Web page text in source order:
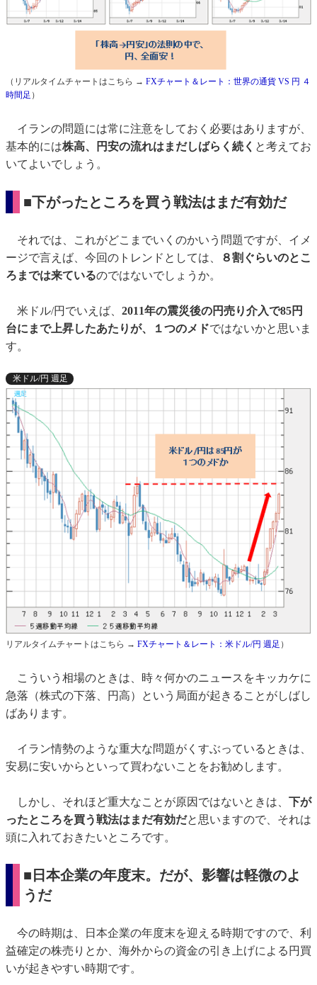
（リアルタイムチャートはこちら → FXチャート＆レート：世界の通貨 VS 円 ４
時間足 ）
イランの問題には常に注意をしておく必要はありますが、
基本的には株高、円安の流れはまだしばらく続く と考えてお
いてよいでしょう。
■下がったところを買う戦法はまだ有効だ
それでは、これがどこまでいくのかいう問題ですが、イメ
ージで言えば、今回のトレンドとしては、
８割ぐらいのとこ
ろまでは来ているのではないでしょうか。
米ドル/円でいえば、 2011年の震災後の円売り介入で85円
台にまで上昇したあたりが、１つのメドではないかと思いま
す。
米ドル/円 週足
リアルタイムチャートはこちら → FXチャート＆レート：米ドル/円 週足 ）
こういう相場のときは、時々何かのニュースをキッカケに
急落（株式の下落、円高）という局面が起きることがしばし
ばあります。
イラン情勢のような重大な問題がくすぶっているときは、
安易に安いからといって買わないことをお勧めします。
しかし、それほど重大なことが原因ではないときは、 下が
ったところを買う戦法はまだ有効だと思いますので、それは
頭に入れておきたいところです。
■日本企業の年度末。だが、影響は軽微のよ
うだ
今の時期は、日本企業の年度末を迎える時期ですので、利
益確定の株売りとか、海外からの資金の引き上げによる円買
いが起きやすい時期です。